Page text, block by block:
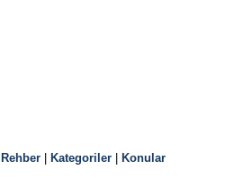
Rehber Kategoriler Konular